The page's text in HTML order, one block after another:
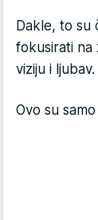
Dakle, to su
fokusirati na
viziju i ljubav.
Ovo su